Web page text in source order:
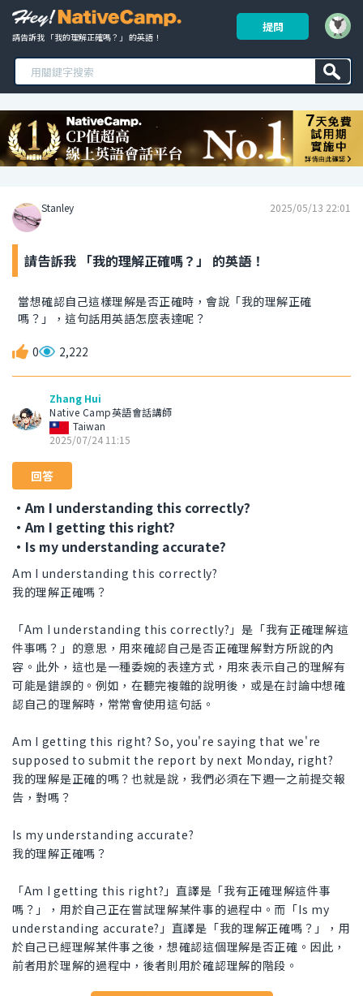
請告訴我 「我的理解正確嗎？」 的英語！
提問
Stanley 2025/05/13 22:01
請告訴我 「我的理解正確嗎？」 的英語！
當想確認自己這樣理解是否正確時，會說「我的理解正確
嗎？」，這句話用英語怎麼表達呢？
0 2,222
Zhang Hui
Native Camp英語會話講師
Taiwan
2025/07/24 11:15
回答
・Am I understanding this correctly?
・Am I getting this right?
・Is my understanding accurate?
Am I understanding this correctly?
我的理解正確嗎？
「Am I understanding this correctly?」是「我有正確理解這
件事嗎？」的意思，用來確認自己是否正確理解對方所說的內
容。此外，這也是一種委婉的表達方式，用來表示自己的理解有
可能是錯誤的。例如，在聽完複雜的說明後，或是在討論中想確
認自己的理解時，常常會使用這句話。
Am I getting this right? So, you're saying that we're
supposed to submit the report by next Monday, right?
我的理解是正確的嗎？也就是說，我們必須在下週一之前提交報
告，對嗎？
Is my understanding accurate?
我的理解正確嗎？
「Am I getting this right?」直譯是「我有正確理解這件事
嗎？」，用於自己正在嘗試理解某件事的過程中。而「Is my
understanding accurate?」直譯是「我的理解正確嗎？」，用
於自己已經理解某件事之後，想確認這個理解是否正確。因此，
前者用於理解的過程中，後者則用於確認理解的階段。